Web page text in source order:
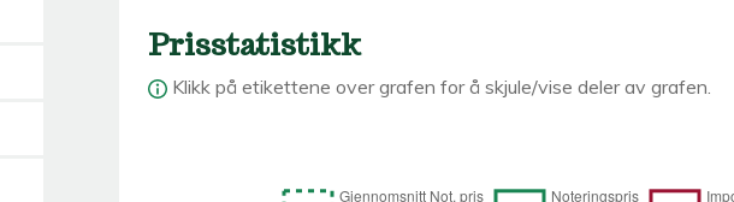
Prisstatistikk
Klikk på etikettene over grafen for å skjule/vise deler av grafen.